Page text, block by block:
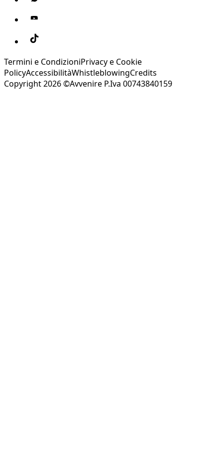
Termini e CondizioniPrivacy e Cookie
PolicyAccessibilitàWhistleblowingCredits
Copyright 2026 ©Avvenire P.Iva 00743840159